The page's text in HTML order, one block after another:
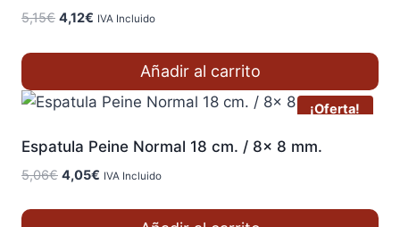
5,15€ El
original
5,15€.
4,12€ El
actual
4,12€.
IVA Incluido
Añadir al carrito
¡Oferta!
Espatula Peine Normal 18 cm. / 8x 8 mm.
5,06€ El
4,05€ El
IVA Incluido